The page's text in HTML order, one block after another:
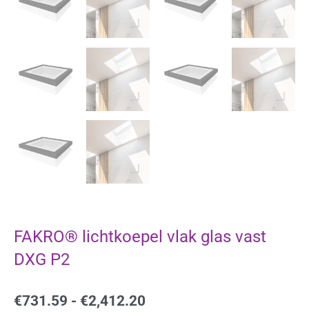
FAKRO® lichtkoepel vlak glas vast
DXG P2
€731.59 - €2,412.20